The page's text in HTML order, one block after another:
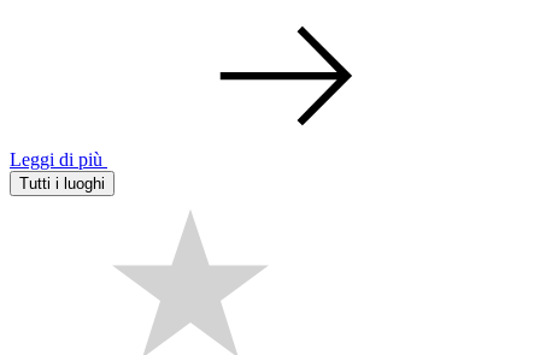
Leggi di più
Tutti i luoghi